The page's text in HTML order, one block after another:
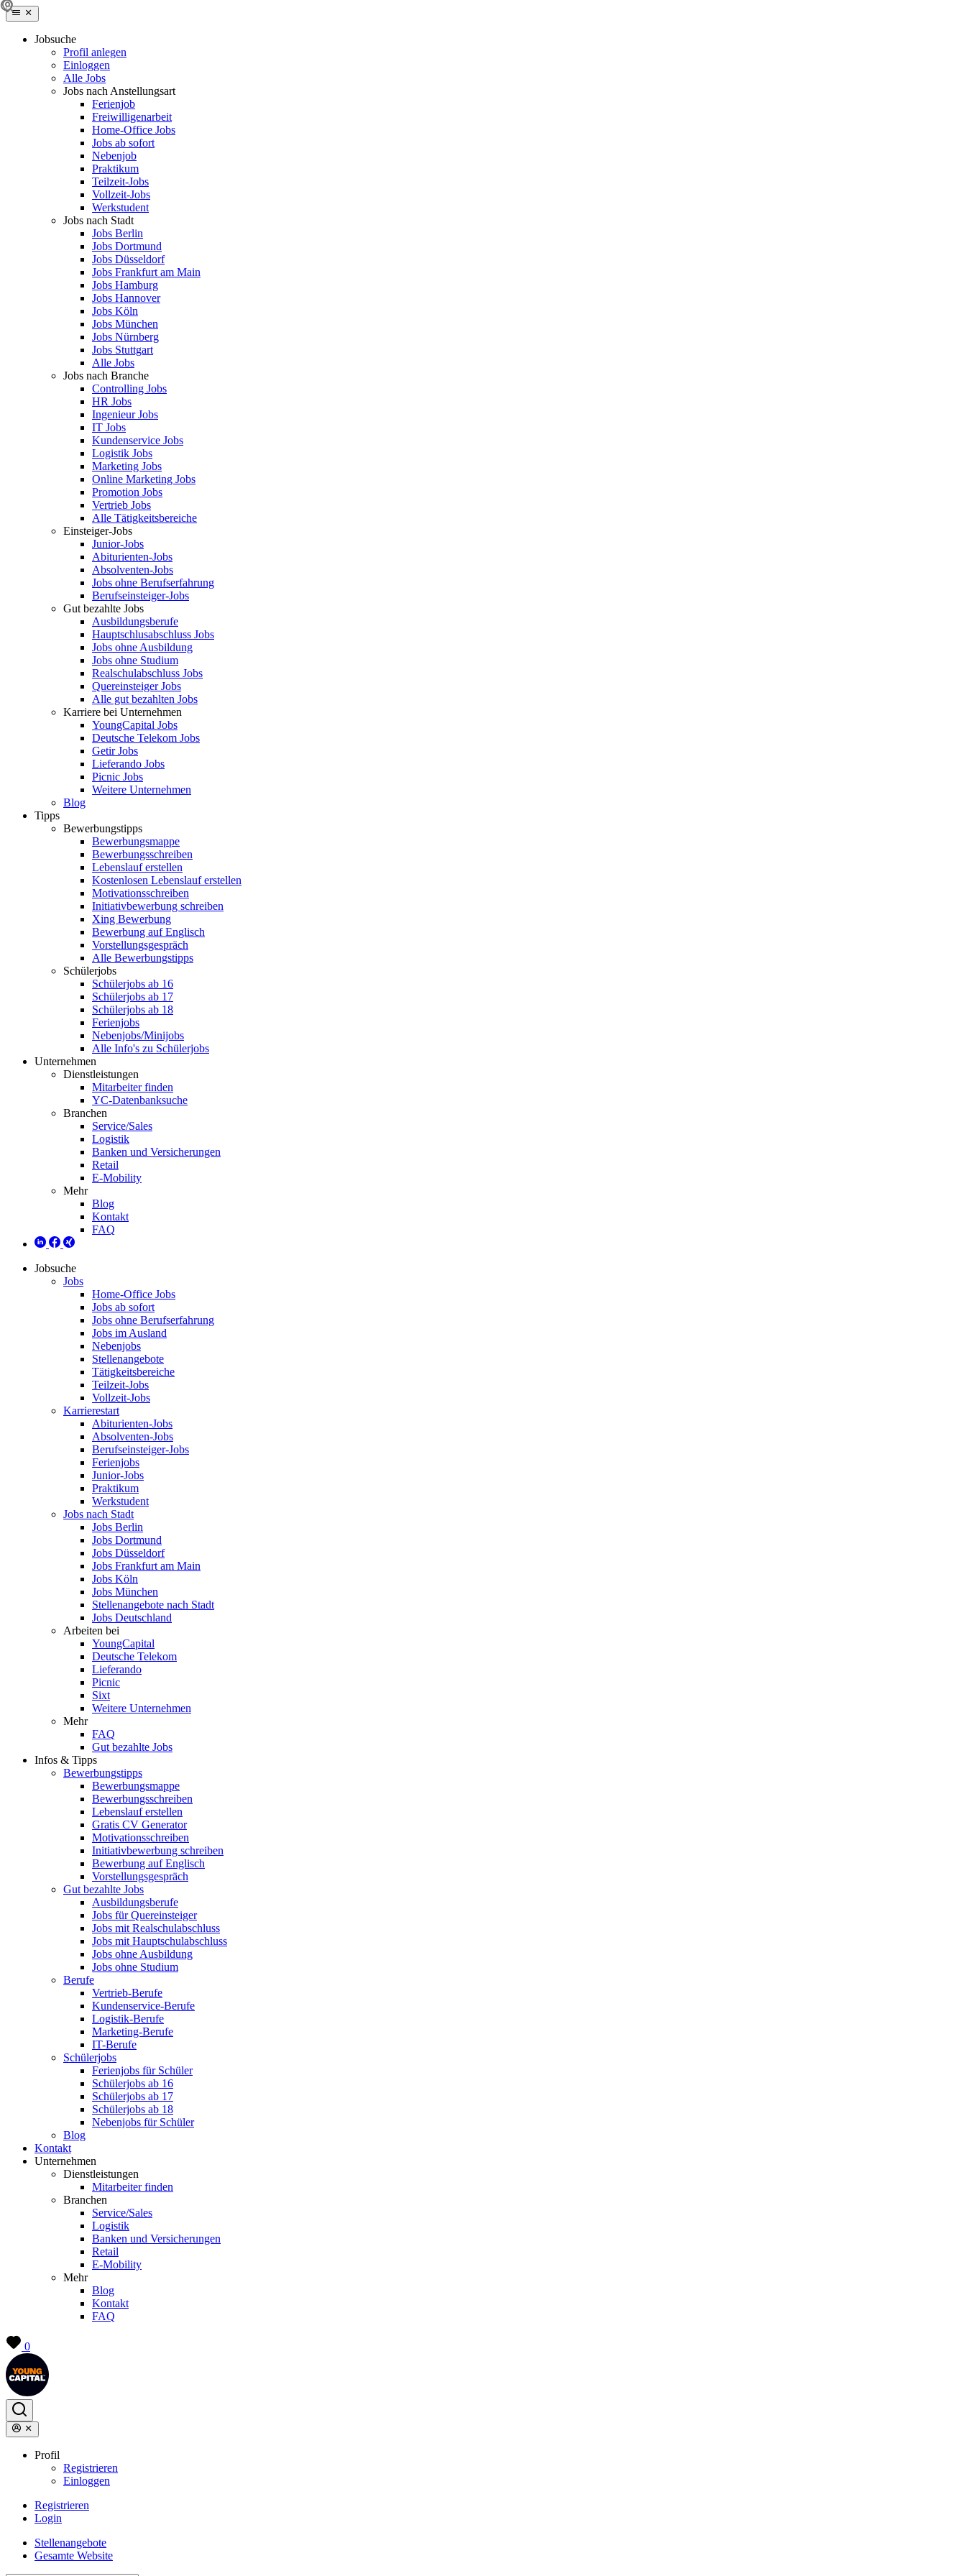
Jobsuche
Profil anlegen
Einloggen
Alle Jobs
Jobs nach Anstellungsart
Ferienjob
Freiwilligenarbeit
Home-Office Jobs
Jobs ab sofort
Nebenjob
Praktikum
Teilzeit-Jobs
Vollzeit-Jobs
Werkstudent
Jobs nach Stadt
Jobs Berlin
Jobs Dortmund
Jobs Düsseldorf
Jobs Frankfurt am Main
Jobs Hamburg
Jobs Hannover
Jobs Köln
Jobs München
Jobs Nürnberg
Jobs Stuttgart
Alle Jobs
Jobs nach Branche
Controlling Jobs
HR Jobs
Ingenieur Jobs
IT Jobs
Kundenservice Jobs
Logistik Jobs
Marketing Jobs
Online Marketing Jobs
Promotion Jobs
Vertrieb Jobs
Alle Tätigkeitsbereiche
Einsteiger-Jobs
Junior-Jobs
Abiturienten-Jobs
Absolventen-Jobs
Jobs ohne Berufserfahrung
Berufseinsteiger-Jobs
Gut bezahlte Jobs
Ausbildungsberufe
Hauptschlusabschluss Jobs
Jobs ohne Ausbildung
Jobs ohne Studium
Realschulabschluss Jobs
Quereinsteiger Jobs
Alle gut bezahlten Jobs
Karriere bei Unternehmen
YoungCapital Jobs
Deutsche Telekom Jobs
Getir Jobs
Lieferando Jobs
Picnic Jobs
Weitere Unternehmen
Blog
Tipps
Bewerbungstipps
Bewerbungsmappe
Bewerbungsschreiben
Lebenslauf erstellen
Kostenlosen Lebenslauf erstellen
Motivationsschreiben
Initiativbewerbung schreiben
Xing Bewerbung
Bewerbung auf Englisch
Vorstellungsgespräch
Alle Bewerbungstipps
Schülerjobs
Schülerjobs ab 16
Schülerjobs ab 17
Schülerjobs ab 18
Ferienjobs
Nebenjobs/Minijobs
Alle Info's zu Schülerjobs
Unternehmen
Dienstleistungen
Mitarbeiter finden
YC-Datenbanksuche
Branchen
Service/Sales
Logistik
Banken und Versicherungen
Retail
E-Mobility
Mehr
Blog
Kontakt
FAQ
Jobsuche
Jobs
Home-Office Jobs
Jobs ab sofort
Jobs ohne Berufserfahrung
Jobs im Ausland
Nebenjobs
Stellenangebote
Tätigkeitsbereiche
Teilzeit-Jobs
Vollzeit-Jobs
Karrierestart
Abiturienten-Jobs
Absolventen-Jobs
Berufseinsteiger-Jobs
Ferienjobs
Junior-Jobs
Praktikum
Werkstudent
Jobs nach Stadt
Jobs Berlin
Jobs Dortmund
Jobs Düsseldorf
Jobs Frankfurt am Main
Jobs Köln
Jobs München
Stellenangebote nach Stadt
Jobs Deutschland
Arbeiten bei
YoungCapital
Deutsche Telekom
Lieferando
Picnic
Sixt
Weitere Unternehmen
Mehr
FAQ
Gut bezahlte Jobs
Infos & Tipps
Bewerbungstipps
Bewerbungsmappe
Bewerbungsschreiben
Lebenslauf erstellen
Gratis CV Generator
Motivationsschreiben
Initiativbewerbung schreiben
Bewerbung auf Englisch
Vorstellungsgespräch
Gut bezahlte Jobs
Ausbildungsberufe
Jobs für Quereinsteiger
Jobs mit Realschulabschluss
Jobs mit Hauptschulabschluss
Jobs ohne Ausbildung
Jobs ohne Studium
Berufe
Vertrieb-Berufe
Kundenservice-Berufe
Logistik-Berufe
Marketing-Berufe
IT-Berufe
Schülerjobs
Ferienjobs für Schüler
Schülerjobs ab 16
Schülerjobs ab 17
Schülerjobs ab 18
Nebenjobs für Schüler
Blog
Kontakt
Unternehmen
Dienstleistungen
Mitarbeiter finden
Branchen
Service/Sales
Logistik
Banken und Versicherungen
Retail
E-Mobility
Mehr
Blog
Kontakt
FAQ
0
Profil
Registrieren
Einloggen
Registrieren
Login
Stellenangebote
Gesamte Website